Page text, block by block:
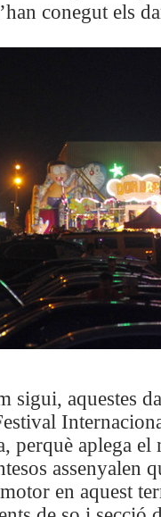
conegut els
sigui, aquestes
perquè aplega
assenyalen
en aquest